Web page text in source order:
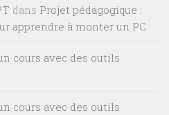
dans Projet pédagogique :
apprendre à monter un PC
cours avec des outils
cours avec des outils